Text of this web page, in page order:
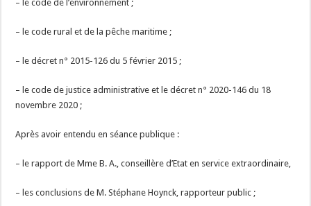
– le code de l’environnement ;
– le code rural et de la pêche maritime ;
– le décret n° 2015-126 du 5 février 2015 ;
– le code de justice administrative et le décret n° 2020-146 du 18
novembre 2020 ;
Après avoir entendu en séance publique :
– le rapport de Mme B. A., conseillère d’Etat en service extraordinaire,
– les conclusions de M. Stéphane Hoynck, rapporteur public ;